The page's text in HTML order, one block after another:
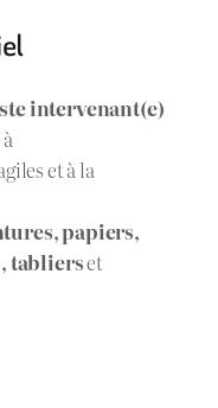
intervenant(e)
et à la
papiers,
tablierset